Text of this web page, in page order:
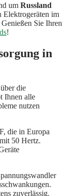
um Russland
Elektrogeräten im
Sie Ihren
!
in
die
Ihnen alle
nutzen
die in Europa
50 Hertz.
zuverlässig.